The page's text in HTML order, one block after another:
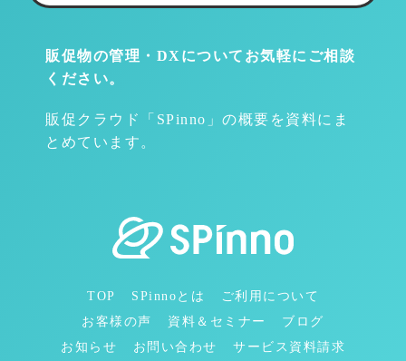
販促物の管理・DXについて お気軽にご相談
ください。
販促クラウド「SPinno」の概要を資料にま
とめています。
TOP SPinnoとは
ご利用について
お客様の声
資料＆セミナー
ブログ
お知らせ
お問い合わせ サービス資料請求